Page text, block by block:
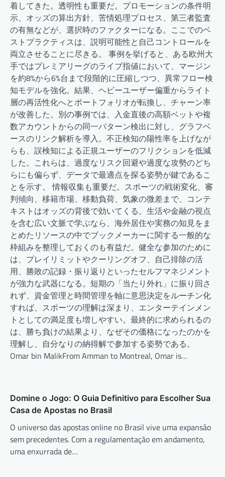
着してきた。透明性も重要だ。プロモーションの条件明
示、オッズの算出方針、苦情処理プロセス、第三者監査
の有無などが、選択時のファクターになる。ここでのベ
ストプラクティスは、説明可能性と自己コントロールを
両立させることに尽きる。 事例を挙げると、ある欧州大
手ではプレミアリーグのライブ指値において、マージン
を約8%から6%台まで段階的に圧縮しつつ、異常フロー検
知モデルを強化。結果、ヘビーユーザー偏重からライト
層の再活性化へとポートフォリオが転換し、チャーン率
が改善した。別の事例では、入金直後の高額ベットや複
数アカウントからの同一パターン検出に対し、グラフベ
ースのリンク解析を導入。不正検知の陽性率を上げなが
らも、誤検知による正規ユーザーのフリクションを低減
した。これらは、過度なリスク回避や過度な攻勢のどち
らにも偏らず、データで最適点を探る姿勢が鍵であるこ
とを示す。 情報収集も重要だ。スポーツの戦術変化、審
判傾向、移籍市場、移動負荷、気象の微差まで、コンテ
キストはオッズの背後で効いてくる。生活や金融の視点
を含む広い文脈で学ぶなら、海外居住や実務の知見をま
とめたリソースの中でブックメーカーに関する一般的な
枠組みを整理しておくのも有益だ。健全な参加のために
は、プレイリミットやクーリングオフ、自己排除の活
用、勝敗の記録・振り返りといったセルフマネジメント
が強力な武器になる。短期の「当たり外れ」に振り回さ
れず、資金管理と時間管理を軸に意思決定をルーチン化
すれば、スポーツの理解は深まり、エンターテインメン
トとしての満足度も増しやすい。最終的に求められるの
は、勝ち負けの結果より、なぜその価格になったのかを
理解し、自分なりの納得解で参加する姿勢である。
Omar bin MalikFrom Amman to Montreal, Omar is…
Domine o Jogo: O Guia Definitivo para Escolher Sua
Casa de Apostas no Brasil
O universo das apostas online no Brasil vive uma expansão
sem precedentes. Com a regulamentação em andamento,
uma enxurrada de…